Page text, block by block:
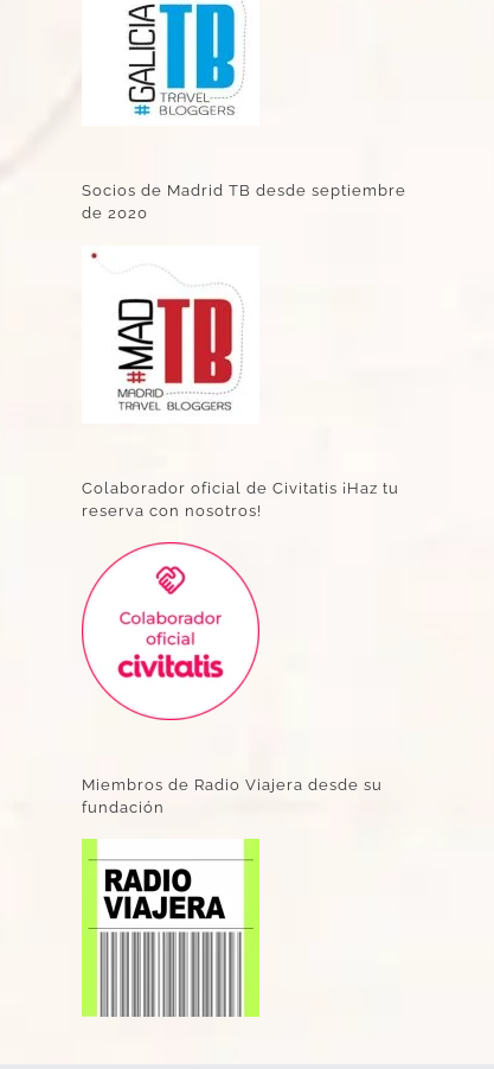
Socios de Madrid TB desde septiembre
de 2020
Colaborador oficial de Civitatis ¡Haz tu
reserva con nosotros!
Miembros de Radio Viajera desde su
fundación